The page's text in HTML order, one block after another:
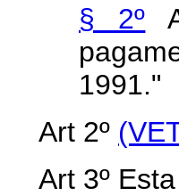
§ 2º
1991."
Art 2º
Art 3º